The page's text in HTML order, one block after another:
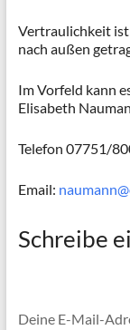
Vertraulichkeit ist
nach außen
Im Vorfeld kann
Elisabeth
Telefon 07751/
Email:
Schreibe
Deine E-Mail-